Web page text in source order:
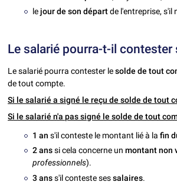
lejour de son départde l'entreprise, s'il
Le salarié pourra-t-il
Le salarié pourra contester lesolde de tout
de tout compte.
Si le salarié a signé le reçu de solde de tout
Si le salarié n'a pas signé le solde de tout
1 ans'il conteste le montant lié à la fin
2 anssi cela concerne unmontant non
professionnels).
3 anss'il conteste sessalaires.